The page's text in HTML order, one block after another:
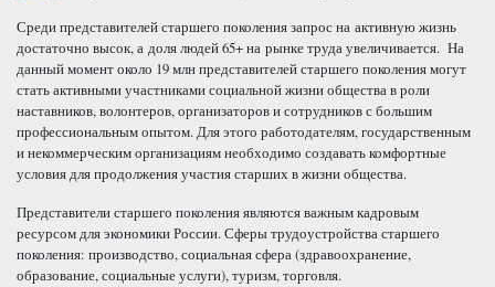
Среди представителей старшего поколения запрос на активную жизнь
достаточно высок, а доля людей 65+ на рынке труда увеличивается. На
данный момент около 19 млн представителей старшего поколения могут
стать активными участниками социальной жизни общества в роли
наставников, волонтеров, организаторов и сотрудников с большим
профессиональным опытом. Для этого работодателям, государственным
и некоммерческим организациям необходимо создавать комфортные
условия для продолжения участия старших в жизни общества.
Представители старшего поколения являются важным кадровым
ресурсом для экономики России. Сферы трудоустройства старшего
поколения: производство, социальная сфера (здравоохранение,
образование, социальные услуги), туризм, торговля.